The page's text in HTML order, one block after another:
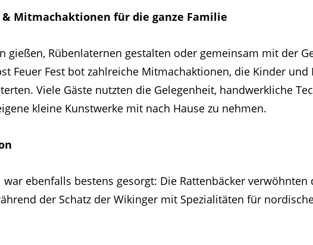
Mitmachaktionen für die ganze Familie
gießen, Rübenlaternen gestalten oder gemeinsam mit der
Feuer Fest bot zahlreiche Mitmachaktionen, die Kinder und
Viele Gäste nutzten die Gelegenheit, handwerkliche
kleine Kunstwerke mit nach Hause zu nehmen.
ebenfalls bestens gesorgt: Die Rattenbäcker
der Schatz der Wikinger mit Spezialitäten für